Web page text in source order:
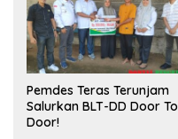
Pemdes Teras Terunjam
Salurkan BLT-DD Door To
Door!